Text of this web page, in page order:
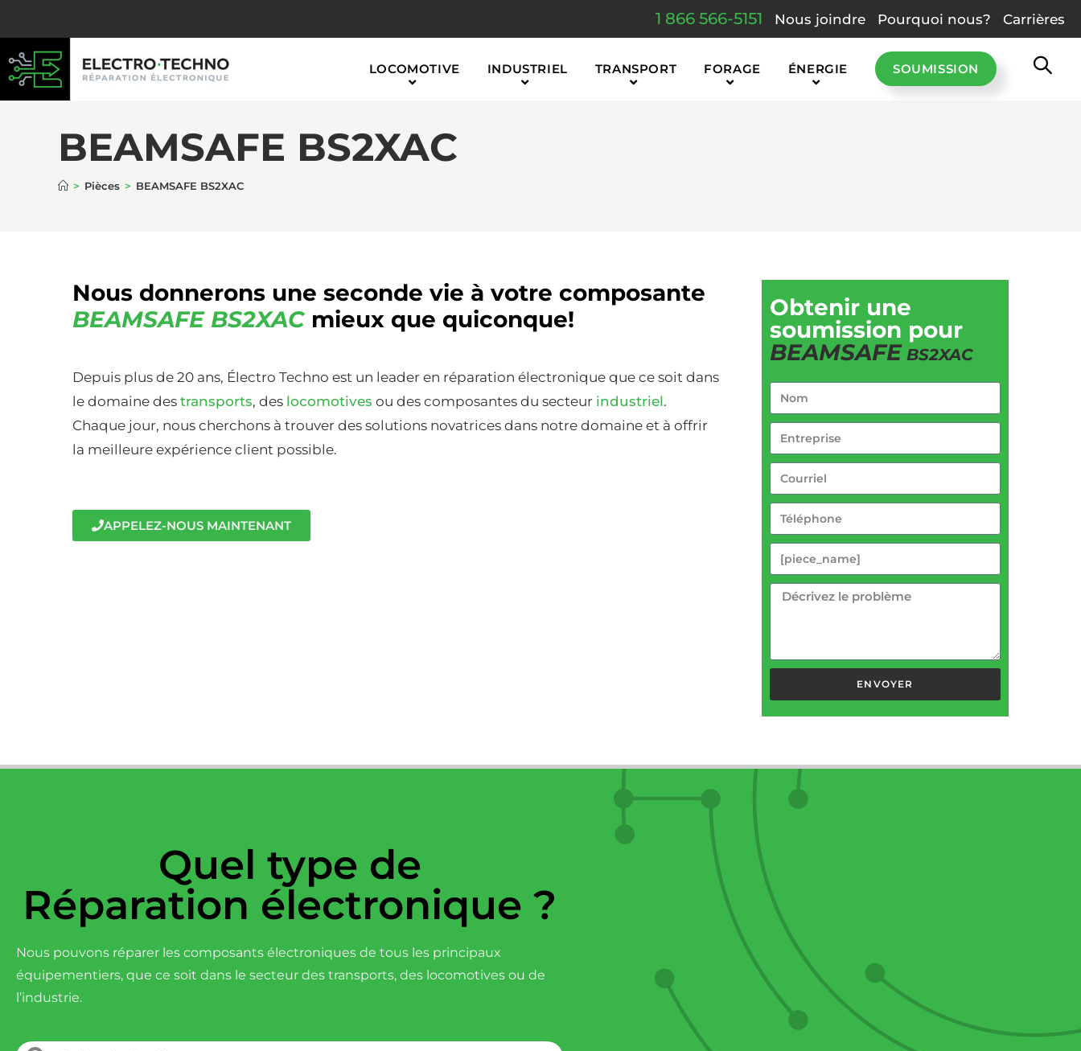
1 866 566-5151 Nous joindre Pourquoi nous? Carrières
LOCOMOTIVE INDUSTRIEL TRANSPORT FORAGE ÉNERGIE SOUMISSION
BEAMSAFE BS2XAC
> Pièces > BEAMSAFE BS2XAC
Nous donnerons une seconde vie à votre composante
BEAMSAFEBS2XAC mieux que quiconque!
Depuis plus de 20 ans, Électro Techno est un leader en réparation électronique que ce soit dans
le domaine des transports, des locomotives ou des composantes du secteur industriel.
Chaque jour, nous cherchons à trouver des solutions novatrices dans notre domaine et à offrir
la meilleure expérience client possible.
APPELEZ-NOUS MAINTENANT
Obtenir une
soumission pour
BEAMSAFE BS2XAC
ENVOYER
Quel type de
Réparation électronique ?
Nous pouvons réparer les composants électroniques de tous les principaux
équipementiers, que ce soit dans le secteur des transports, des locomotives ou de
l’industrie.